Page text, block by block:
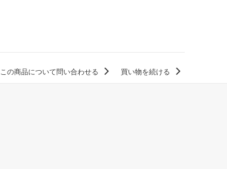
この商品について問い合わせる 買い物を続ける